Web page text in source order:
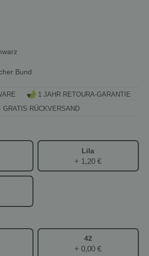
Bund
1 JAHR RETOURA-GARANTIE
GRATIS RÜCKVERSAND
Lila
+ 1,20 €
42
+ 0,00 €